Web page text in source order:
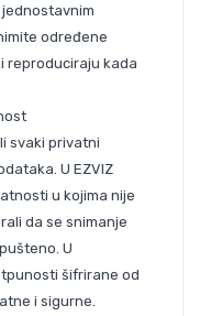
određene
reproduciraju kada
svaki privatni
U EZVIZ
u kojima nije
da se snimanje
U
šifrirane od
i sigurne.